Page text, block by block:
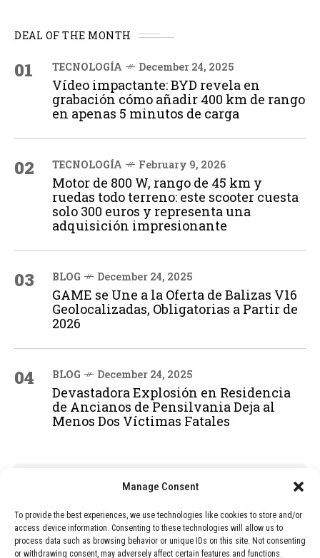
Manage Consent
To provide the best experiences, we use technologies like cookies to store and/or
access device information. Consenting to these technologies will allow us to
process data such as browsing behavior or unique IDs on this site. Not consenting
or withdrawing consent, may adversely affect certain features and functions.
DEAL OF THE MONTH
01 TECNOLOGÍA December 24, 2025
Vídeo impactante: BYD revela en
grabación cómo añadir 400 km de rango
en apenas 5 minutos de carga
02 TECNOLOGÍA February 9, 2026
Motor de 800 W, rango de 45 km y
ruedas todo terreno: este scooter cuesta
solo 300 euros y representa una
adquisición impresionante
03 BLOG December 24, 2025
GAME se Une a la Oferta de Balizas V16
Geolocalizadas, Obligatorias a Partir de
2026
04 BLOG December 24, 2025
Devastadora Explosión en Residencia
de Ancianos de Pensilvania Deja al
Menos Dos Víctimas Fatales